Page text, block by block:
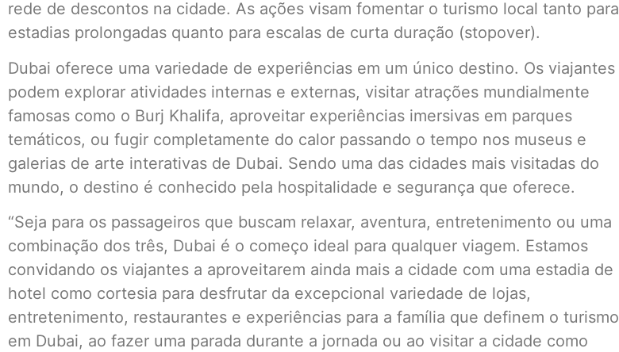
rede de descontos na cidade. As ações visam fomentar o turismo local tanto para
estadias prolongadas quanto para escalas de curta duração (stopover).
Dubai oferece uma variedade de experiências em um único destino. Os viajantes
podem explorar atividades internas e externas, visitar atrações mundialmente
famosas como o Burj Khalifa, aproveitar experiências imersivas em parques
temáticos, ou fugir completamente do calor passando o tempo nos museus e
galerias de arte interativas de Dubai. Sendo uma das cidades mais visitadas do
mundo, o destino é conhecido pela hospitalidade e segurança que oferece.
“Seja para os passageiros que buscam relaxar, aventura, entretenimento ou uma
combinação dos três, Dubai é o começo ideal para qualquer viagem. Estamos
convidando os viajantes a aproveitarem ainda mais a cidade com uma estadia de
hotel como cortesia para desfrutar da excepcional variedade de lojas,
entretenimento, restaurantes e experiências para a família que definem o turismo
em Dubai, ao fazer uma parada durante a jornada ou ao visitar a cidade como